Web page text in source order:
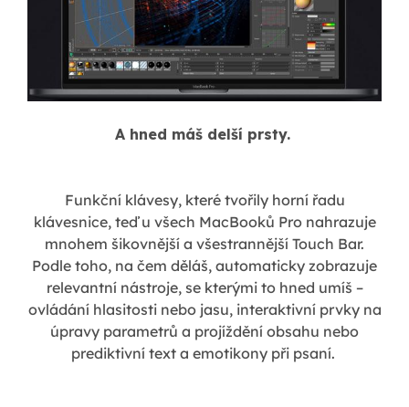
A hned máš delší prsty.
Funkční klávesy, které tvořily horní řadu
klávesnice, teď u všech MacBooků Pro nahrazuje
mnohem šikovnější a všestrannější Touch Bar.
Podle toho, na čem děláš, automaticky zobrazuje
relevantní nástroje, se kterými to hned umíš –
ovládání hlasitosti nebo jasu, interaktivní prvky na
úpravy parametrů a projíždění obsahu nebo
prediktivní text a emotikony při psaní.